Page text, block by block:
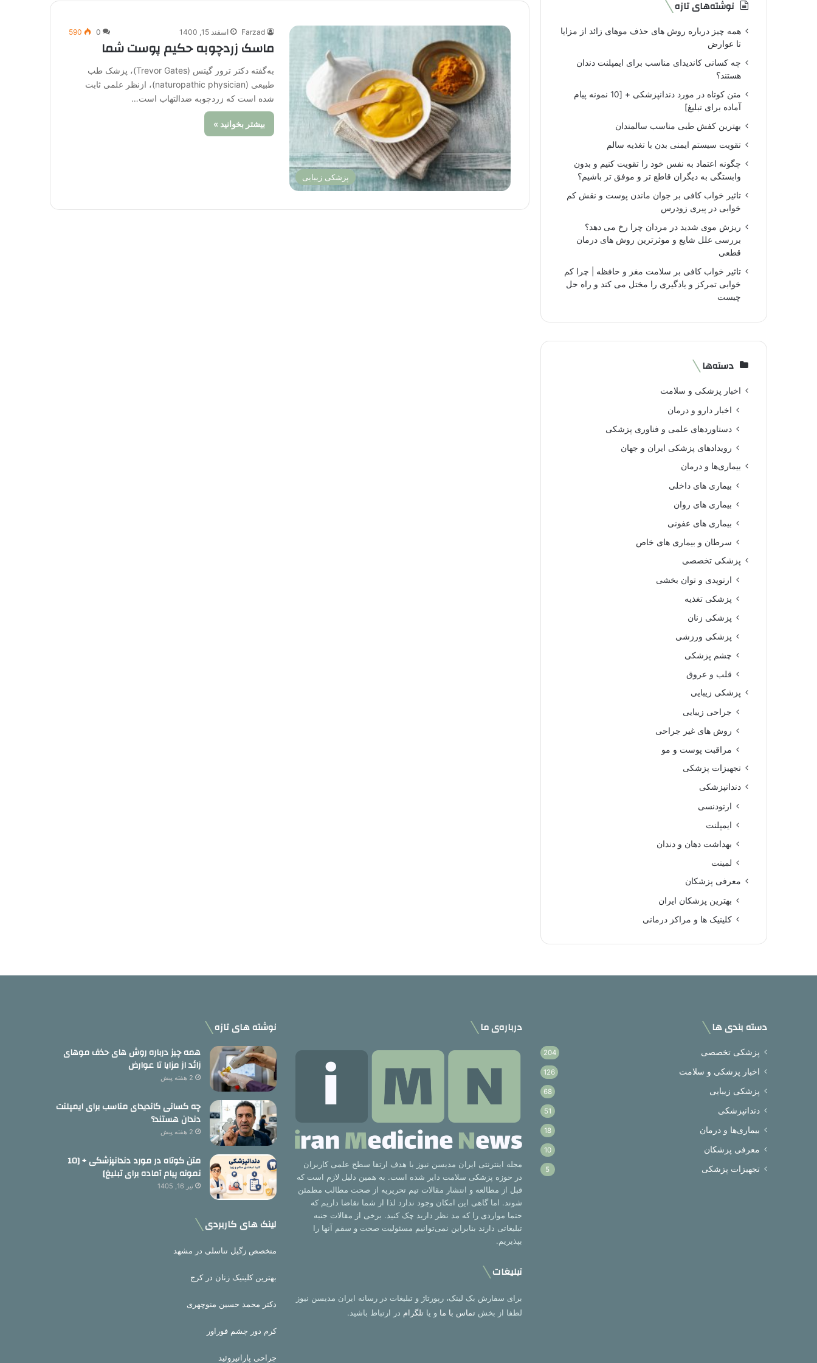
پزشکی زیبایی
Farzad اسفند 15, 1400 0
590
ماسک زردچوبه حکیم پوست شما
به‌گفته دکتر ترور گیتس (Trevor Gates)، پزشک طب
طبیعی (naturopathic physician)، ازنظر علمی ثابت
شده است که زردچوبه ضدالتهاب است…
بیشتر بخوانید »
نوشته‌های تازه
همه چیز درباره روش های حذف موهای زائد از مزایا
تا عوارض
چه کسانی کاندیدای مناسب برای ایمپلنت دندان
هستند؟
متن کوتاه در مورد دندانپزشکی + [10 نمونه پیام
آماده برای تبلیغ]
بهترین کفش طبی مناسب سالمندان
تقویت سیستم ایمنی بدن با تغذیه سالم
چگونه اعتماد به نفس خود را تقویت کنیم و بدون
وابستگی به دیگران قاطع تر و موفق تر باشیم؟
تاثیر خواب کافی بر جوان ماندن پوست و نقش کم
خوابی در پیری زودرس
ریزش موی شدید در مردان چرا رخ می دهد؟
بررسی علل شایع و موثرترین روش های درمان
قطعی
تاثیر خواب کافی بر سلامت مغز و حافظه | چرا کم
خوابی تمرکز و یادگیری را مختل می کند و راه حل
چیست
دسته‌ها
اخبار پزشکی و سلامت
اخبار دارو و درمان
دستاوردهای علمی و فناوری پزشکی
رویدادهای پزشکی ایران و جهان
بیماری‌ها و درمان
بیماری های داخلی
بیماری های روان‌
بیماری های عفونی
سرطان و بیماری های خاص
پزشکی تخصصی
ارتوپدی و توان بخشی
پزشکی تغذیه
پزشکی زنان
پزشکی ورزشی
چشم پزشکی
قلب و عروق
پزشکی زیبایی
جراحی زیبایی
روش های غیر جراحی
مراقبت پوست و مو
تجهیزات پزشکی
دندانپزشکی
ارتودنسی
ایمپلنت
بهداشت دهان و دندان
لمینت
معرفی پزشکان
بهترین پزشکان ایران
کلینیک ها و مراکز درمانی
دسته بندی ها
پزشکی تخصصی 204
اخبار پزشکی و سلامت 126
پزشکی زیبایی 68
دندانپزشکی 51
بیماری‌ها و درمان 18
معرفی پزشکان 10
تجهیزات پزشکی 5
درباره‌ی ما
مجله اینترنتی ایران مدیسن نیوز با هدف ارتقا سطح علمی کاربران
در حوزه پزشکی سلامت دایر شده است. به همین دلیل لازم است که
قبل از مطالعه و انتشار مقالات تیم تحریریه از صحت مطالب مطمئن
شوند. اما گاهی این امکان وجود ندارد لذا از شما تقاضا داریم که
حتما مواردی را که مد نظر دارید چک کنید. برخی از مقالات جنبه
تبلیغاتی دارند بنابراین نمی‌توانیم مسئولیت صحت و سقم آنها را
بپذیریم.
تبلیغات
برای سفارش بک لینک، رپورتاژ و تبلیغات در رسانه ایران مدیسن نیوز
لطفا از بخشتماس با ما و یاتلگرام در ارتباط باشید.
نوشته های تازه
همه چیز درباره روش های حذف موهای
زائد از مزایا تا عوارض
2 هفته پیش
چه کسانی کاندیدای مناسب برای ایمپلنت
دندان هستند؟
2 هفته پیش
متن کوتاه در مورد دندانپزشکی + [10
نمونه پیام آماده برای تبلیغ]
تیر 16, 1405
لینک های کاربردی
متخصص زگیل تناسلی در مشهد
بهترین کلینیک زنان در کرج
دکتر محمد حسین منوچهری
کرم دور چشم فوراور
جراحی پاراتیروئید